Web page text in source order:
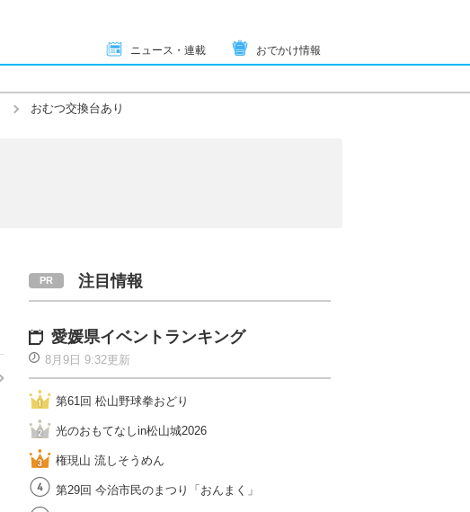
ニュース・連載 おでかけ情報
おむつ交換台あり
注目情報
愛媛県イベントランキング
8月9日 9:32更新
第61回 松山野球拳おどり
光のおもてなしin松山城2026
権現山 流しそうめん
第29回 今治市民のまつり「おんまく」